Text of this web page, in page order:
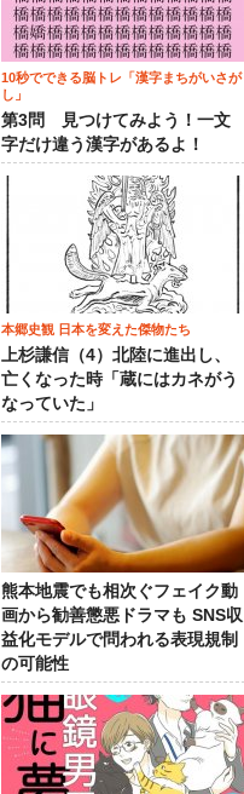
10秒でできる脳トレ「漢字まちがいさが
し」
第3問 見つけてみよう！一文
字だけ違う漢字があるよ！
本郷史観 日本を変えた傑物たち
上杉謙信（4）北陸に進出し、
亡くなった時「蔵にはカネがう
なっていた」
熊本地震でも相次ぐフェイク動
画から勧善懲悪ドラマも SNS収
益化モデルで問われる表現規制
の可能性